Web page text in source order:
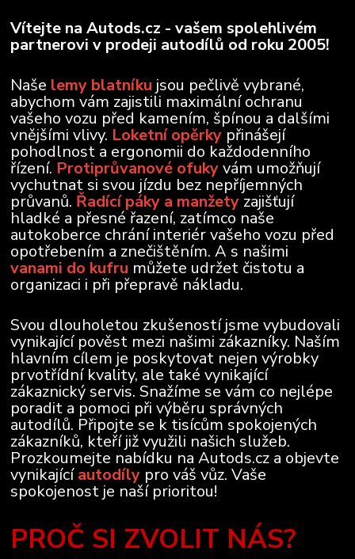
Vítejte na Autods.cz - vašem spolehlivém
partnerovi v prodeji autodílů od roku 2005!
Naše lemy blatníku jsou pečlivě vybrané,
abychom vám zajistili maximální ochranu
vašeho vozu před kamením, špínou a dalšími
vnějšími vlivy. Loketní opěrky přinášejí
pohodlnost a ergonomii do každodenního
řízení. Protiprůvanové ofukyvám umožňují
vychutnat si svou jízdu bez nepříjemných
průvanů. Řadící páky a manžety zajišťují
hladké a přesné řazení, zatímco naše
autokoberce chrání interiér vašeho vozu před
opotřebením a znečištěním. A s našimi
vanami do kufru můžete udržet čistotu a
organizaci i při přepravě nákladu.
Svou dlouholetou zkušeností jsme vybudovali
vynikající pověst mezi našimi zákazníky. Naším
hlavním cílem je poskytovat nejen výrobky
prvotřídní kvality, ale také vynikající
zákaznický servis. Snažíme se vám co nejlépe
poradit a pomoci při výběru správných
autodílů. Připojte se k tisícům spokojených
zákazníků, kteří již využili našich služeb.
Prozkoumejte nabídku na Autods.cz a objevte
vynikajícíautodíly pro váš vůz. Vaše
spokojenost je naší prioritou!
PROČ SI ZVOLIT NÁS?